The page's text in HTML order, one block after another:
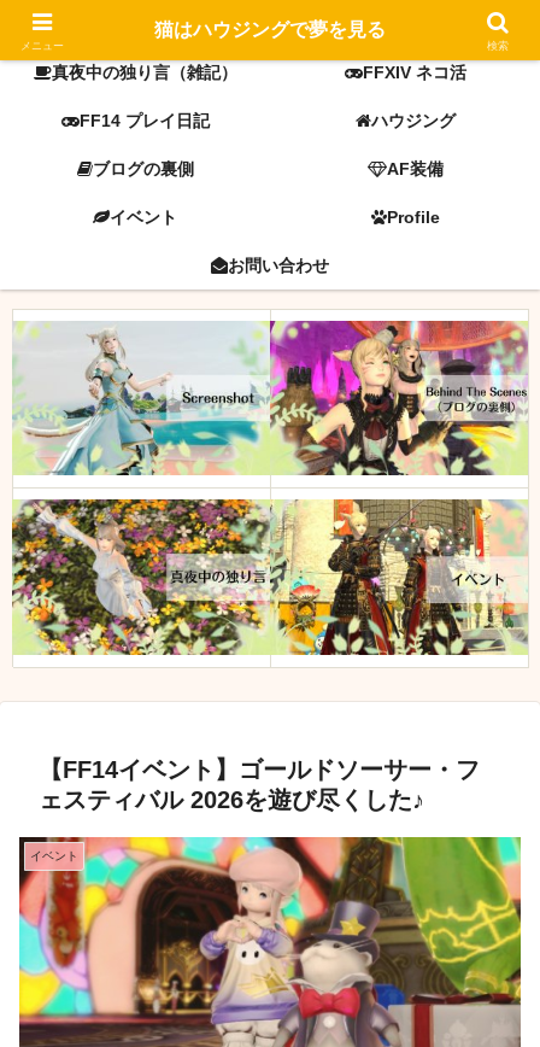
FF14 screenshot ミラプリ
真夜中の独り言（雑記） FFXIV ネコ活
FF14 プレイ日記 ハウジング
ブログの裏側 AF装備
イベント Profile
お問い合わせ
【FF14イベント】ゴールドソーサー・フ
ェスティバル 2026を遊び尽くした♪
イベント
メニュー
猫はハウジングで夢を見る
検索